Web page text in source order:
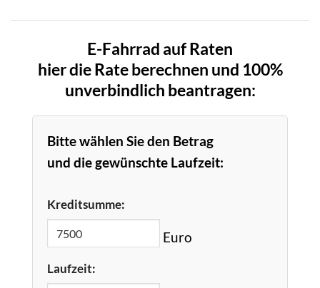
E-Fahrrad auf Raten
hier die Rate berechnen und 100%
unverbindlich beantragen:
Bitte wählen Sie den Betrag
und die gewünschte Laufzeit:
Kreditsumme:
Euro
Laufzeit: